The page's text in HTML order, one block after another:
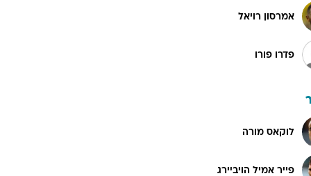
אמרסון רויאל
פדרו פורו
לוקאס מורה
פייר אמיל הויביירג